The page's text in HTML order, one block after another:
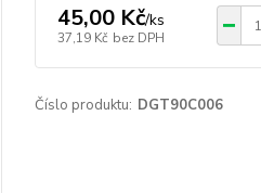
45,00 Kč/ks
37,19 Kč bez DPH
Číslo produktu: DGT90C006